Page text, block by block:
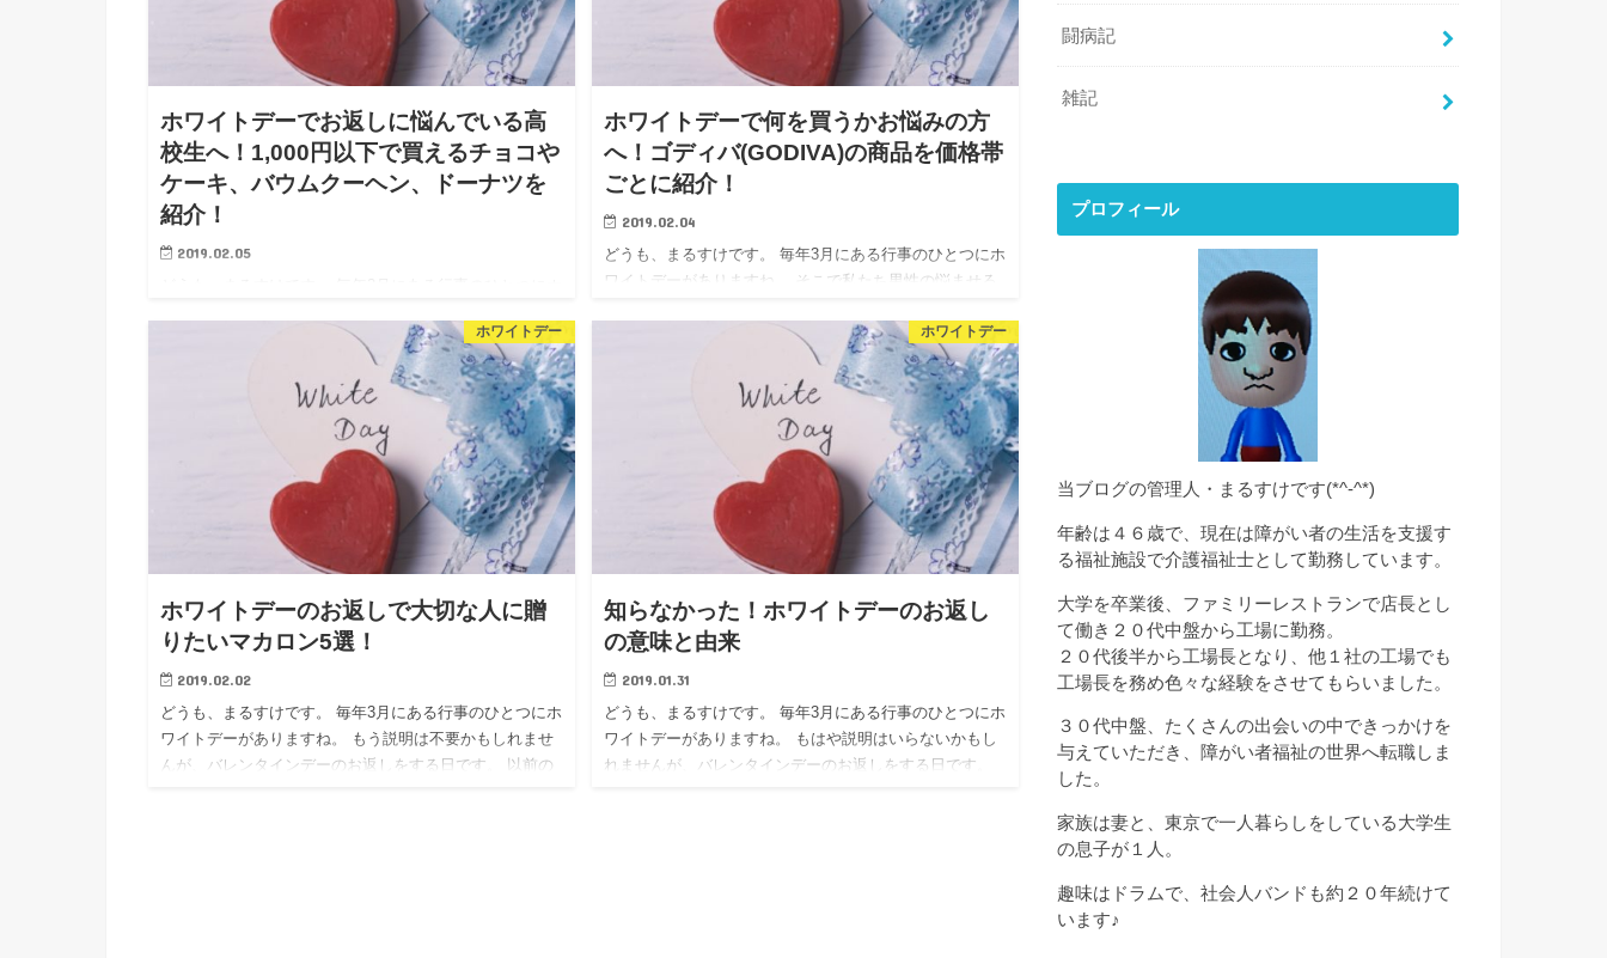
ホワイトデーでお返しに悩んでいる高
校生へ！1,000円以下で買えるチョコや
ケーキ、バウムクーヘン、ドーナツを
紹介！
2019.02.05
が高校生の頃のホワイトデー。 学校では一切もらえなか
ったものの(T_T)、バイト先で何個かいただいたりしまし
ホワイトデーで何を買うかお悩みの方
へ！ゴディバ(GODIVA)の商品を価格帯
ごとに紹介！
2019.02.04
どうも、まるすけです。 毎年3月にある行事のひとつにホ
ワイトデーがありますね。 そこで私たち男性の悩ませる
だ？」 という点。 妻に聞いたところ 「どんなものでも
ホワイトデー
ホワイトデーのお返しで大切な人に贈
りたいマカロン5選！
2019.02.02
どうも、まるすけです。 毎年3月にある行事のひとつにホ
ワイトデーがありますね。 もう説明は不要かもしれませ
んが、バレンタインデーのお返しをする日です。 以前の
ホワイトデー
知らなかった！ホワイトデーのお返し
の意味と由来
2019.01.31
どうも、まるすけです。 毎年3月にある行事のひとつにホ
ワイトデーがありますね。 もはや説明はいらないかもし
れませんが、バレンタインデーのお返しをする日です。
闘病記
雑記
プロフィール
当ブログの管理人・まるすけです(*^-^*)
年齢は４６歳で、現在は障がい者の生活を支援す
る福祉施設で介護福祉士として勤務しています。
大学を卒業後、ファミリーレストランで店長とし
て働き２０代中盤から工場に勤務。
２０代後半から工場長となり、他１社の工場でも
工場長を務め色々な経験をさせてもらいました。
３０代中盤、たくさんの出会いの中できっかけを
与えていただき、障がい者福祉の世界へ転職しま
した。
家族は妻と、東京で一人暮らしをしている大学生
の息子が１人。
趣味はドラムで、社会人バンドも約２０年続けて
います♪